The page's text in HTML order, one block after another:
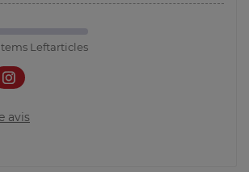
Leftarticles
avis